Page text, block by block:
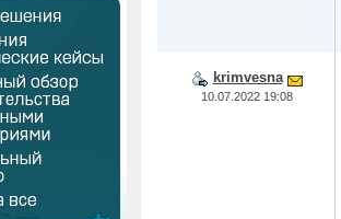
krimvesna
10.07.2022 19:08